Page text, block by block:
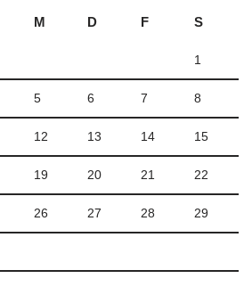
M D F S
1
5 6 7 8
12 13 14 15
19 20 21 22
26 27 28 29